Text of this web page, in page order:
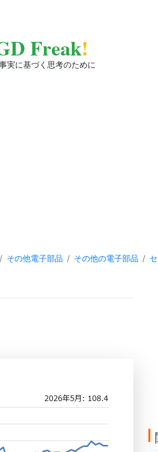
Freak!
実に基づく思考のために
その他電子部品 その他の電子部品